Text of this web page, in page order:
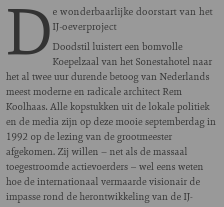
De wonderbaarlijke doorstart van het
IJ-oeverproject
Doodstil luistert een bomvolle
Koepelzaal van het Sonestahotel naar
het al twee uur durende betoog van Nederlands
meest moderne en radicale architect Rem
Koolhaas. Alle kopstukken uit de lokale politiek
en de media zijn op deze mooie septemberdag in
1992 op de lezing van de grootmeester
afgekomen. Zij willen – net als de massaal
toegestroomde actievoerders – wel eens weten
hoe de internationaal vermaarde visionair de
impasse rond de herontwikkeling van de IJ-